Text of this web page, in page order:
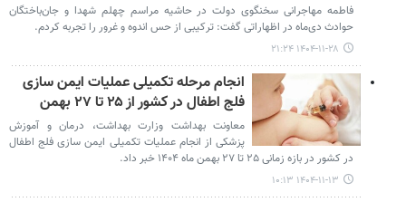
فاطمه مهاجرانی سخنگوی دولت در حاشیه مراسم چهلم شهدا و جان‌باختگان
حوادث دی‌ماه در اظهاراتی گفت: ترکیبی از حس اندوه و غرور را تجربه کردم.
۱۴۰۴-۱۱-۲۸ ۲۱:۲۴
انجام مرحله تکمیلی عملیات ایمن سازی
فلج اطفال در کشور از ۲۵ تا ۲۷ بهمن
معاونت بهداشت وزارت بهداشت، درمان و آموزش
پزشکی از انجام عملیات تکمیلی ایمن سازی فلج اطفال
در کشور در بازه زمانی ۲۵ تا ۲۷ بهمن ماه ۱۴۰۴ خبر داد.
۱۴۰۴-۱۱-۱۳ ۱۰:۱۳